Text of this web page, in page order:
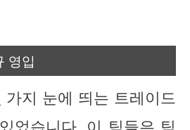
영입
지 눈에 띄는 트레이드
었습니다. 이 팀들은 팀